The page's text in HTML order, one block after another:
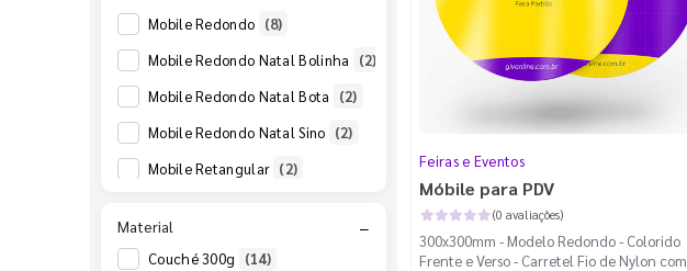
Mobile Redondo (8)
Mobile Redondo Natal Bolinha
(2)
Mobile Redondo Natal Bota
(2)
Mobile Redondo Natal Sino (2)
Mobile Retangular (2)
Material −
Couché 300g
(14)
Feiras e Eventos
Móbile para PDV
(0 avaliações)
300x300mm - Modelo Redondo - Colorido
Frente e Verso - Carretel Fio de Nylon com